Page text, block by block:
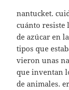
nantucket.
cuánto resiste
de azúcar en
tipos que
vieron unas
que inventan
de animales.